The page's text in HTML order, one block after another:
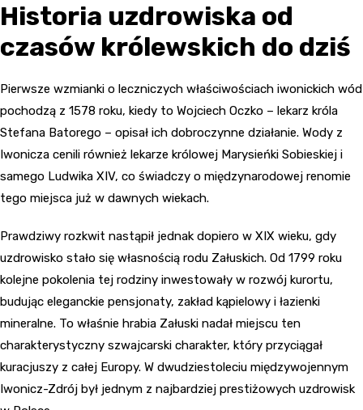
Historia uzdrowiska od
czasów królewskich do dziś
Pierwsze wzmianki o leczniczych właściwościach iwonickich wód
pochodzą z 1578 roku, kiedy to Wojciech Oczko – lekarz króla
Stefana Batorego – opisał ich dobroczynne działanie. Wody z
Iwonicza cenili również lekarze królowej Marysieńki Sobieskiej i
samego Ludwika XIV, co świadczy o międzynarodowej renomie
tego miejsca już w dawnych wiekach.
Prawdziwy rozkwit nastąpił jednak dopiero w XIX wieku, gdy
uzdrowisko stało się własnością rodu Załuskich. Od 1799 roku
kolejne pokolenia tej rodziny inwestowały w rozwój kurortu,
budując eleganckie pensjonaty, zakład kąpielowy i łazienki
mineralne. To właśnie hrabia Załuski nadał miejscu ten
charakterystyczny szwajcarski charakter, który przyciągał
kuracjuszy z całej Europy. W dwudziestoleciu międzywojennym
Iwonicz-Zdrój był jednym z najbardziej prestiżowych uzdrowisk